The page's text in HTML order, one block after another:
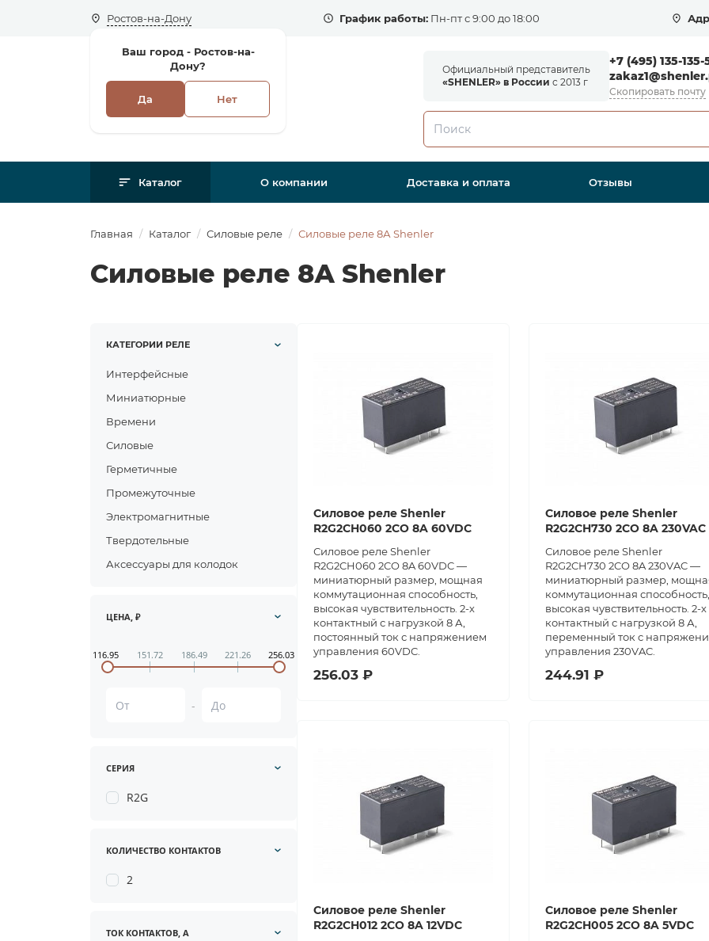
Ростов-на-Дону
Ваш город - Ростов-на-
Дону?
Да Нет
График работы: Пн-пт с 9:00 до 18:00
Официальный представитель
«SHENLER» в России с 2013 г
+7 (495) 135-135-
Скопировать почту
Каталог О компании Доставка и оплата Отзывы
Главная Каталог Силовые реле Силовые реле 8А Shenler
Силовые реле 8А Shenler
КАТЕГОРИИ РЕЛЕ
Интерфейсные
Миниатюрные
Времени
Силовые
Герметичные
Промежуточные
Электромагнитные
Твердотельные
Аксессуары для колодок
ЦЕНА, ₽
116.95 151.72 186.49 221.26 256.03
СЕРИЯ
R2G
КОЛИЧЕСТВО КОНТАКТОВ
2
ТОК КОНТАКТОВ, А
Силовое реле Shenler
R2G2CH060 2CO 8A 60VDC
Силовое реле Shenler
R2G2CH060 2CO 8A 60VDC —
миниатюрный размер, мощная
коммутационная способность,
высокая чувствительность. 2-х
контактный с нагрузкой 8 А,
постоянный ток с напряжением
управления 60VDC.
256.03 ₽
Силовое реле Shenler
R2G2CH730 2CO 8A 230VAC
Силовое реле Shenler
R2G2CH730 2CO 8A 230VAC —
миниатюрный размер,
коммутационная способность,
высокая чувствительность. 2-х
контактный с нагрузкой 8 А,
переменный ток с
управления 230VAC.
244.91 ₽
Силовое реле Shenler
R2G2CH012 2CO 8A 12VDC
Силовое реле Shenler
R2G2CH005 2CO 8A 5VDC